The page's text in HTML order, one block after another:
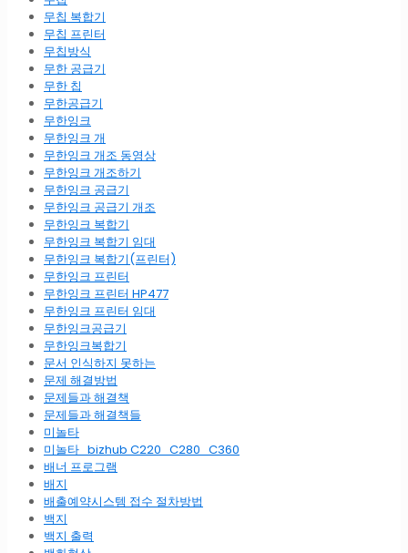
무칩 복합기
무칩 프린터
무칩방식
무한 공급기
무한 칩
무한공급기
무한잉크
무한잉크 개
무한잉크 개조 동영상
무한잉크 개조하기
무한잉크 공급기
무한잉크 공급기 개조
무한잉크 복합기
무한잉크 복합기 임대
무한잉크 복합기(프린터)
무한잉크 프린터
무한잉크 프린터 HP477
무한잉크 프린터 임대
무한잉크공급기
무한잉크복합기
문서 인식하지 못하는
문제 해결방법
문제들과 해결책
문제들과 해결책들
미놀타
미놀타_bizhub C220_C280_C360
배너 프로그램
배지
배출예약시스템 접수 절차방법
백지
백지 출력